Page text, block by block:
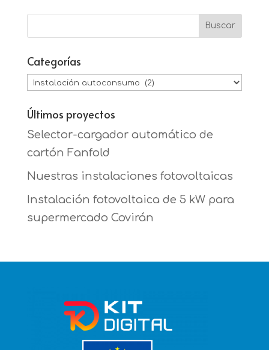
Categorías
Categorías
Últimos proyectos
Selector-cargador automático de
cartón Fanfold
Nuestras instalaciones fotovoltaicas
Instalación fotovoltaica de 5 kW para
supermercado Covirán